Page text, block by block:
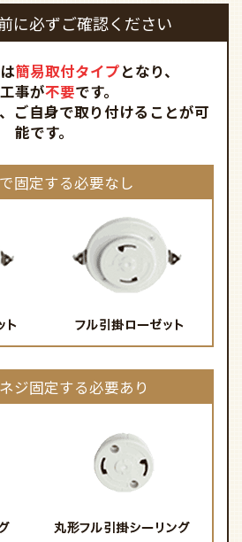
に必ずご確認ください
簡易取付タイプとなり、
事が不要です。
ご自身で取り付けることが可
能です。
固定する必要なし
ジ固定する必要あり